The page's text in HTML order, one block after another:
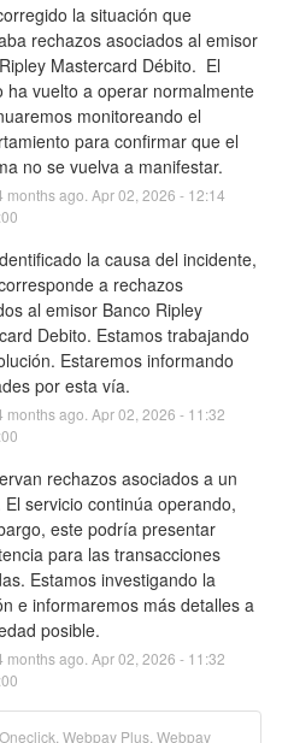
la situación que
rechazos asociados al emisor
Mastercard Débito.  El
ha vuelto a operar normalmente
monitoreando el
para confirmar que el
no se vuelva a manifestar.
months ago. Apr02 2026 - 12:14
la causa del incidente,
a rechazos
al emisor Banco Ripley
Debito. Estamos trabajando
Estaremos informando
por esta vía.
months ago. Apr02 2026 - 11:32
rechazos asociados a un
El servicio continúa operando,
este podría presentar
para las transacciones
Estamos investigando la
e informaremos más detalles a
posible.
months ago. Apr02 2026 - 11:32
Webpay Plus, Webpay